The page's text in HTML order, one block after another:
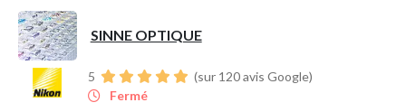
SINNE OPTIQUE
5
(sur 120 avis Google)
Fermé